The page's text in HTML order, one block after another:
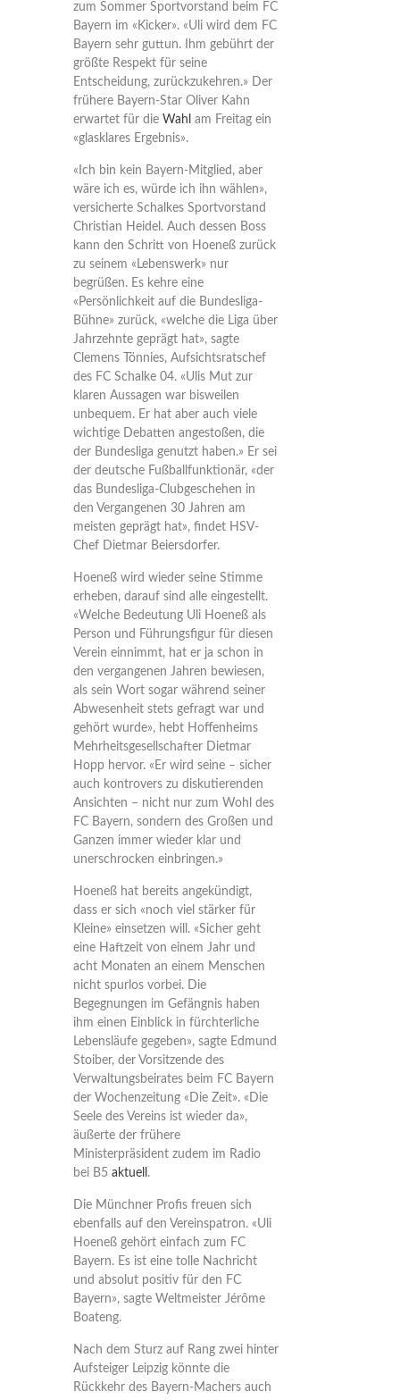
zum Sommer Sportvorstand beim FC
Bayern im «Kicker». «Uli wird dem FC
Bayern sehr guttun. Ihm gebührt der
größte Respekt für seine
Entscheidung, zurückzukehren.» Der
frühere Bayern-Star Oliver Kahn
erwartet für die Wahl am Freitag ein
«glasklares Ergebnis».
«Ich bin kein Bayern-Mitglied, aber
wäre ich es, würde ich ihn wählen»,
versicherte Schalkes Sportvorstand
Christian Heidel. Auch dessen Boss
kann den Schritt von Hoeneß zurück
zu seinem «Lebenswerk» nur
begrüßen. Es kehre eine
«Persönlichkeit auf die Bundesliga-
Bühne» zurück, «welche die Liga über
Jahrzehnte geprägt hat», sagte
Clemens Tönnies, Aufsichtsratschef
des FC Schalke 04. «Ulis Mut zur
klaren Aussagen war bisweilen
unbequem. Er hat aber auch viele
wichtige Debatten angestoßen, die
der Bundesliga genutzt haben.» Er sei
der deutsche Fußballfunktionär, «der
das Bundesliga-Clubgeschehen in
den Vergangenen 30 Jahren am
meisten geprägt hat», findet HSV-
Chef Dietmar Beiersdorfer.
Hoeneß wird wieder seine Stimme
erheben, darauf sind alle eingestellt.
«Welche Bedeutung Uli Hoeneß als
Person und Führungsfigur für diesen
Verein einnimmt, hat er ja schon in
den vergangenen Jahren bewiesen,
als sein Wort sogar während seiner
Abwesenheit stets gefragt war und
gehört wurde», hebt Hoffenheims
Mehrheitsgesellschafter Dietmar
Hopp hervor. «Er wird seine – sicher
auch kontrovers zu diskutierenden
Ansichten – nicht nur zum Wohl des
FC Bayern, sondern des Großen und
Ganzen immer wieder klar und
unerschrocken einbringen.»
Hoeneß hat bereits angekündigt,
dass er sich «noch viel stärker für
Kleine» einsetzen will. «Sicher geht
eine Haftzeit von einem Jahr und
acht Monaten an einem Menschen
nicht spurlos vorbei. Die
Begegnungen im Gefängnis haben
ihm einen Einblick in fürchterliche
Lebensläufe gegeben», sagte Edmund
Stoiber, der Vorsitzende des
Verwaltungsbeirates beim FC Bayern
der Wochenzeitung «Die Zeit». «Die
Seele des Vereins ist wieder da»,
äußerte der frühere
Ministerpräsident zudem im Radio
bei B5 aktuell .
Die Münchner Profis freuen sich
ebenfalls auf den Vereinspatron. «Uli
Hoeneß gehört einfach zum FC
Bayern. Es ist eine tolle Nachricht
und absolut positiv für den FC
Bayern», sagte Weltmeister Jérôme
Boateng.
Nach dem Sturz auf Rang zwei hinter
Aufsteiger Leipzig könnte die
Rückkehr des Bayern-Machers auch